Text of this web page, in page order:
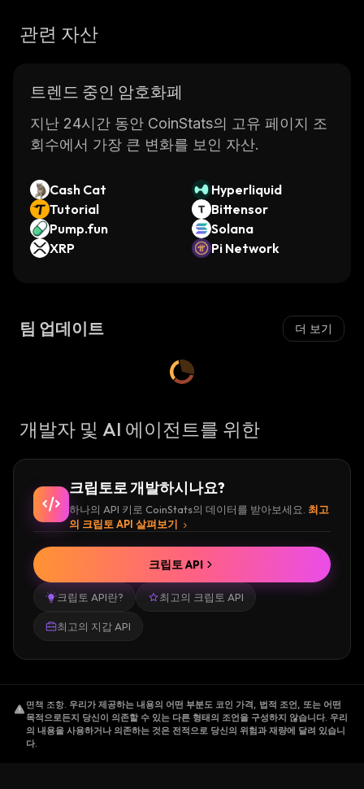
관련 자산
트렌드 중인 암호화폐
지난 24시간 동안 CoinStats의 고유 페이지 조
회수에서 가장 큰 변화를 보인 자산.
Cash Cat
Hyperliquid
Tutorial
Bittensor
Pump.fun
Solana
XRP
Pi Network
팀 업데이트 더 보기
개발자 및 AI 에이전트를 위한
크립토로 개발하시나요?
하나의 API 키로 CoinStats의 데이터를 받아보세요. 최고
의 크립토 API 살펴보기
크립토 API란? 최고의 크립토 API
최고의 지갑 API
크립토 API
면책 조항. 우리가 제공하는 내용의 어떤 부분도 코인 가격, 법적 조언, 또는 어떤
목적으로든지 당신이 의존할 수 있는 다른 형태의 조언을 구성하지 않습니다. 우리
의 내용을 사용하거나 의존하는 것은 전적으로 당신의 위험과 재량에 달려 있습니
다.